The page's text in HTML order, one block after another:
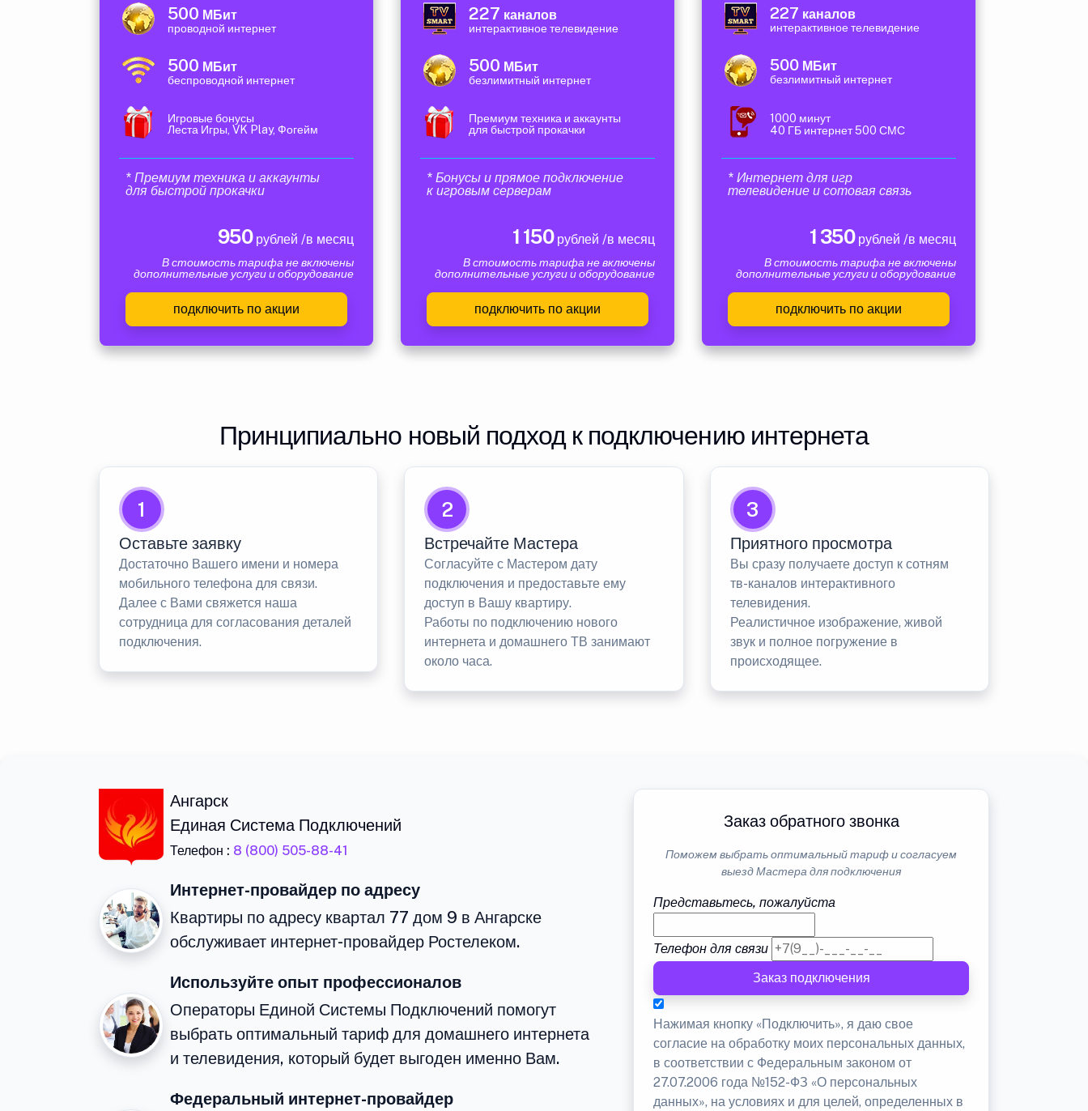
500 МБит
проводной интернет
500 МБит
беспроводной интернет
Игровые бонусы
Леста Игры, VK Play, Фогейм
* Премиум техника и аккаунты
для быстрой прокачки
950рублей /в месяц
В стоимость тарифа не включены
дополнительные услуги и оборудование
подключить по акции
227 каналов
интерактивное телевидение
500 МБит
безлимитный интернет
Премиум техника и аккаунты
для быстрой прокачки
* Бонусы и прямое подключение
к игровым серверам
1 150рублей /в месяц
В стоимость тарифа не включены
дополнительные услуги и оборудование
подключить по акции
227 каналов
интерактивное телевидение
500 МБит
безлимитный интернет
1000 минут
40 ГБ интернет 500 СМС
* Интернет для игр
телевидение и сотовая связь
1 350рублей /в месяц
В стоимость тарифа не включены
дополнительные услуги и оборудование
подключить по акции
Принципиально новый подход к подключению интернета
1
Оставьте заявку
Достаточно Вашего имени и номера
мобильного телефона для связи.
Далее с Вами свяжется наша
сотрудница для согласования деталей
подключения.
2
Встречайте Мастера
Согласуйте с Мастером дату
подключения и предоставьте ему
доступ в Вашу квартиру.
Работы по подключению нового
интернета и домашнего ТВ занимают
около часа.
3
Приятного просмотра
Вы сразу получаете доступ к сотням
тв-каналов интерактивного
телевидения.
Реалистичное изображение, живой
звук и полное погружение в
происходящее.
Ангарск
Единая Система Подключений
Телефон : 8 (800) 505-88-41
Интернет-провайдер по адресу
Квартиры по адресу квартал 77 дом 9 в Ангарске
обслуживает интернет-провайдер Ростелеком.
Используйте опыт профессионалов
Операторы Единой Системы Подключений помогут
выбрать оптимальный тариф для домашнего интернета
и телевидения, который будет выгоден именно Вам.
Федеральный интернет-провайдер
Заказ обратного звонка
Поможем выбрать оптимальный тариф и согласуем
выезд Мастера для подключения
Представьтесь, пожалуйста
Телефон для связи
Заказ подключения
Нажимая кнопку «Подключить», я даю свое
согласие на обработку моих персональных данных,
в соответствии с Федеральным законом от
27.07.2006 года №152-ФЗ «О персональных
данных», на условиях и для целей, определенных в